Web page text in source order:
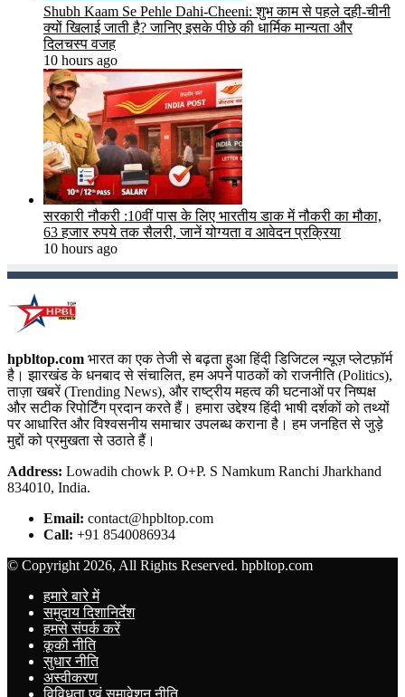
Shubh Kaam Se Pehle Dahi-Cheeni: शुभ काम से पहले दही-चीनी
क्यों खिलाई जाती है? जानिए इसके पीछे की धार्मिक मान्यता और
दिलचस्प वजह
10 hours ago
सरकारी नौकरी :10वीं पास के लिए भारतीय डाक में नौकरी का मौका,
63 हजार रुपये तक सैलरी, जानें योग्यता व आवेदन प्रक्रिया
10 hours ago
hpbltop.com भारत का एक तेजी से बढ़ता हुआ हिंदी डिजिटल न्यूज़ प्लेटफ़ॉर्म
है। झारखंड के धनबाद से संचालित, हम अपने पाठकों को राजनीति (Politics),
ताज़ा खबरें (Trending News), और राष्ट्रीय महत्व की घटनाओं पर निष्पक्ष
और सटीक रिपोर्टिंग प्रदान करते हैं। हमारा उद्देश्य हिंदी भाषी दर्शकों को तथ्यों
पर आधारित और विश्वसनीय समाचार उपलब्ध कराना है। हम जनहित से जुड़े
मुद्दों को प्रमुखता से उठाते हैं।
Address: Lowadih chowk P. O+P. S Namkum Ranchi Jharkhand
834010, India.
Email: contact@hpbltop.com
Call: +91 8540086934
© Copyright 2026, All Rights Reserved. hpbltop.com
हमारे बारे में
समुदाय दिशानिर्देश
हमसे संपर्क करें
कूकी नीति
सुधार नीति
अस्वीकरण
विविधता एवं समावेशन नीति